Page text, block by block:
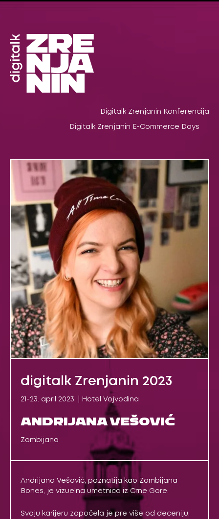
Digitalk Zrenjanin Konferencija
Digitalk Zrenjanin E-Commerce Days
digitalk Zrenjanin 2023
21-23. april 2023. | Hotel Vojvodina
ANDRIJANA VEŠOVIĆ
Zombijana
Andrijana Vešović, poznatija kao Zombijana
Bones, je vizuelna umetnica iz Crne Gore.
Svoju karijeru započela je pre više od deceniju,